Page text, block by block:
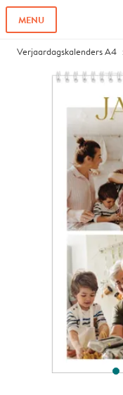
MENU
Verjaardagskalenders A4